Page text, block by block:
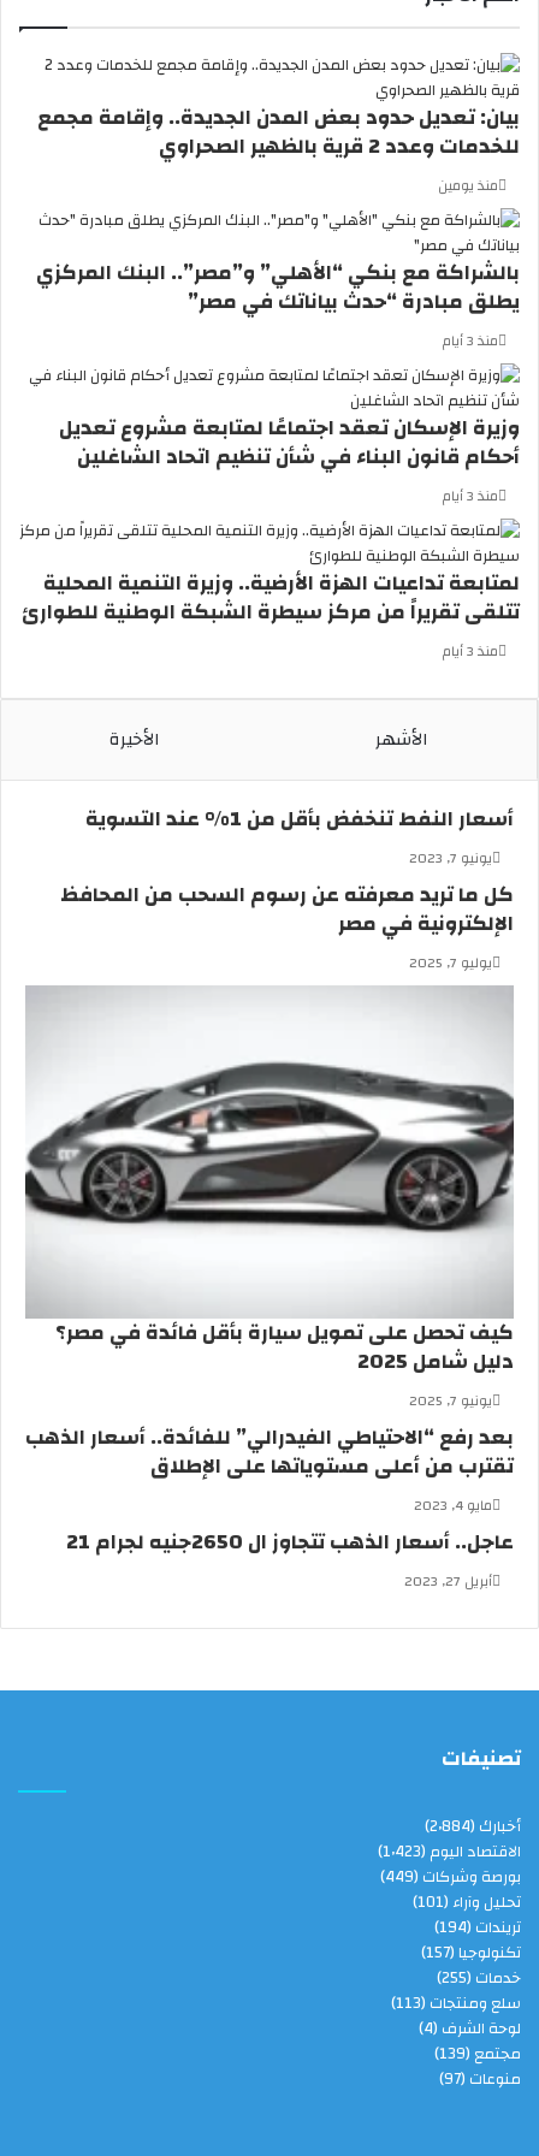
ي
د
ي
و
ا
ن
ت
ا
ر
ا
ل
خ
ا
ف
ي
ش
ب
ج
م
و
ع
ة
ب
ق
م
ع
ق
بيان: تعديل حدود بعض المدن الجديدة.. وإقامة مجمع
للخدمات وعدد 2 قرية بالظهير الصحراوي
منذ يومين
بالشراكة مع بنكي “الأهلي” و”مصر”.. البنك المركزي
يطلق مبادرة “حدث بياناتك في مصر”
منذ 3 أيام
وزيرة الإسكان تعقد اجتماعًا لمتابعة مشروع تعديل
أحكام قانون البناء في شأن تنظيم اتحاد الشاغلين
منذ 3 أيام
لمتابعة تداعيات الهزة الأرضية.. وزيرة التنمية المحلية
تتلقى تقريراً من مركز سيطرة الشبكة الوطنية للطوارئ
منذ 3 أيام
الأشهر الأخيرة
أسعار النفط تنخفض بأقل من 1% عند التسوية
يونيو 7, 2023
كل ما تريد معرفته عن رسوم السحب من المحافظ
الإلكترونية في مصر
يوليو 7, 2025
كيف تحصل على تمويل سيارة بأقل فائدة في مصر؟
دليل شامل 2025
يونيو 7, 2025
بعد رفع “الاحتياطي الفيدرالي” للفائدة.. أسعار الذهب
تقترب من أعلى مستوياتها على الإطلاق
مايو 4, 2023
عاجل.. أسعار الذهب تتجاوز ال 2650جنيه لجرام 21
أبريل 27, 2023
تصنيفات
أخبارك (2٬884)
الاقتصاد اليوم (1٬423)
بورصة وشركات (449)
تحليل وآراء (101)
تريندات (194)
تكنولوجيا (157)
خدمات (255)
سلع ومنتجات (113)
لوحة الشرف (4)
مجتمع (139)
منوعات (97)